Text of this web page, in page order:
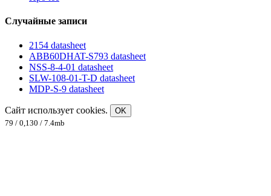
Случайные записи
2154 datasheet
ABB60DHAT-S793 datasheet
NSS-8-4-01 datasheet
SLW-108-01-T-D datasheet
MDP-S-9 datasheet
Сайт использует cookies.
OK
79 / 0,130 / 7.4mb